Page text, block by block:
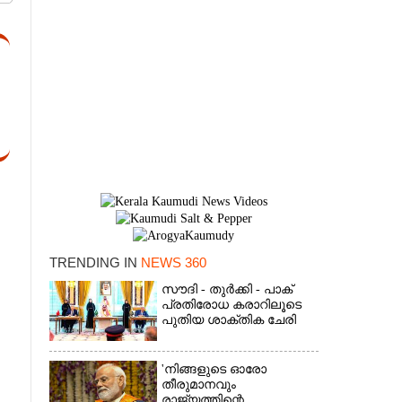
TRENDING IN NEWS 360
സൗദി - തുർക്കി - പാക്
പ്രതിരോധ കരാറിലൂടെ
പുതിയ ശാക്തിക ചേരി
'നിങ്ങളുടെ ഓരോ
തീരുമാനവും
×